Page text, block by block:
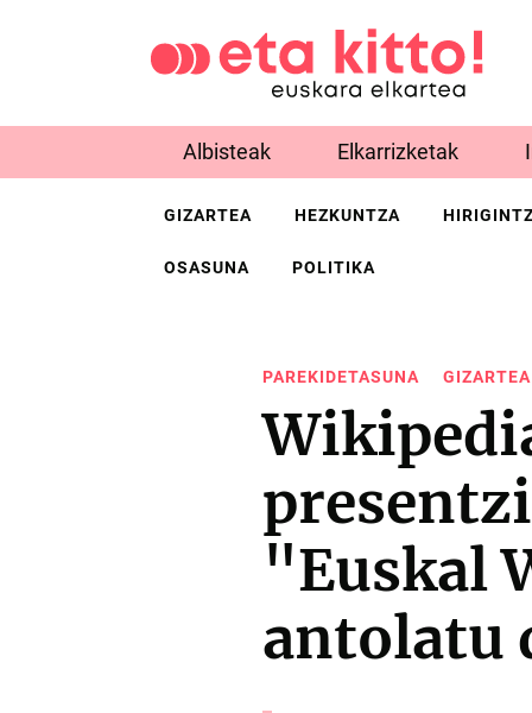
Albisteak Elkarrizketak
GIZARTEA HEZKUNTZA
OSASUNA POLITIKA
PAREKIDETASUNA GIZARTEA
"Euskal
antolatu